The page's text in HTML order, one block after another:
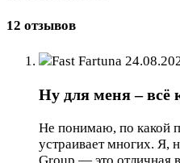
12 отзывов
Fast Fartuna
Ну для меня – всё
Не понимаю, по какой
устраивает многих. Я,